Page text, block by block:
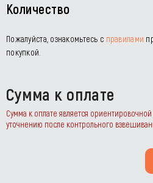
Количество
Пожалуйста, ознакомьтесь с правилами
покупкой.
Сумма к оплате
Сумма к оплате является
уточнению после контрольного